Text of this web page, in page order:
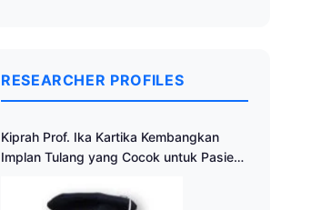
RESEARCHER PROFILES
Kiprah Prof. Ika Kartika Kembangkan
Implan Tulang yang Cocok untuk Pasien